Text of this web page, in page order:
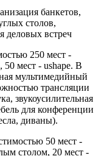
банкетов,
столов,
деловых встреч
250 мест -
50 мест - ushape. В
мультимедийный
трансляции
звукоусилительная
для конференции
диваны).
50 мест -
столом, 20 мест -